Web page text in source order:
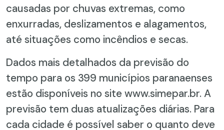
causadas por chuvas extremas, como
enxurradas, deslizamentos e alagamentos,
até situações como incêndios e secas.
Dados mais detalhados da previsão do
tempo para os 399 municípios paranaenses
estão disponíveis no site www.simepar.br. A
previsão tem duas atualizações diárias. Para
cada cidade é possível saber o quanto deve